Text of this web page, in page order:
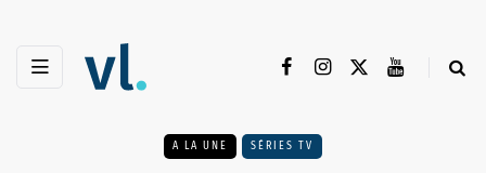
A LA UNE SÉRIES TV